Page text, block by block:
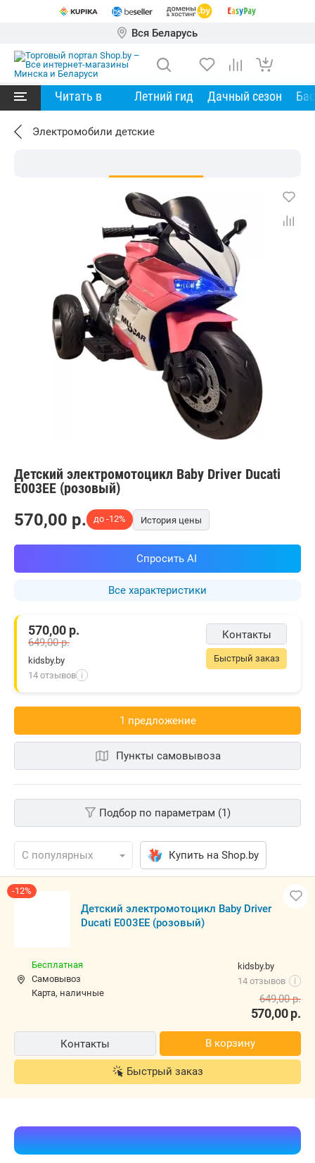
Вся Беларусь
Читать в Летний гид Дачный сезон
Электромобили детские
Детский электромотоцикл Baby Driver Ducati
E003EE (розовый)
Все характеристики
570,00 p. до -12% История цены
Спросить AI
Контакты
Быстрый заказ
570,00 р.
649,00р.
kidsby.by
14 отзывов i
1 предложениe
Пункты самовывоза
Подбор по параметрам (1)
Купить на Shop.by
-12%
(розовый)
kidsby.by
14 отзывов
i
Бесплатная
570,00
649,00р.